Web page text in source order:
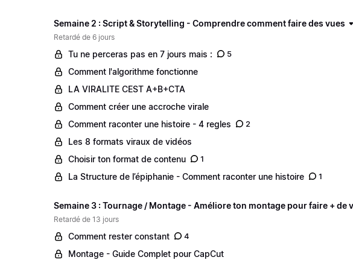
Semaine 2 : Script & Storytelling - Comprendre comment faire des vues
Retardé de 6 jours
Tu ne perceras pas en 7 jours mais : 5
Comment l'algorithme fonctionne
LA VIRALITE CEST A+B+CTA
Comment créer une accroche virale
Comment raconter une histoire - 4 regles
2
Les 8 formats viraux de vidéos
Choisir ton format de contenu
1
La Structure de l’épiphanie - Comment raconter une histoire 1
Semaine 3 : Tournage / Montage - Améliore ton montage pour faire + de
Retardé de 13 jours
Comment rester constant 4
Montage - Guide Complet pour CapCut